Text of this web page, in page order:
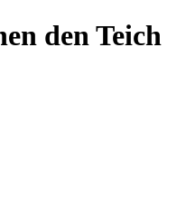
den Teich